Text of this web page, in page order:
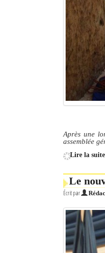
Le Nord de Madagascar
L'actualité du tourisme
Après une
assemblée
Lire la
Le
Écrit par